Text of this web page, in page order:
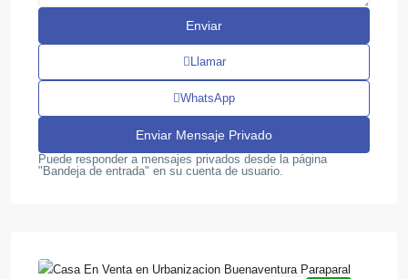
Llamar
WhatsApp
Puede responder a mensajes privados desde la página
"Bandeja de entrada" en su cuenta de usuario.